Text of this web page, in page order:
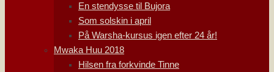
En stendysse til Bujora
Som solskin i april
På Warsha-kursus igen efter 24 år!
Mwaka Huu 2018
Hilsen fra forkvinde Tinne